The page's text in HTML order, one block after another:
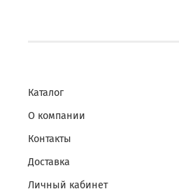
Каталог
О компании
Контакты
Доставка
Личный кабинет